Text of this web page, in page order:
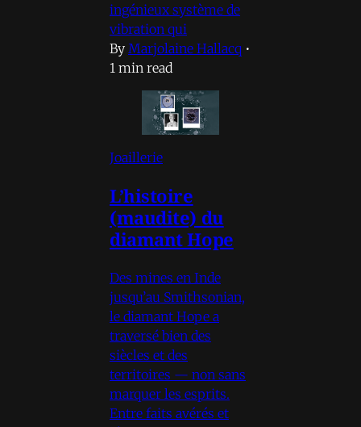
ingénieux système de
vibration qui
By Marjolaine Hallacq •
1 min read
Joaillerie
L’histoire
(maudite) du
diamant Hope
Des mines en Inde
jusqu’au Smithsonian,
le diamant Hope a
traversé bien des
siècles et des
territoires — non sans
marquer les esprits.
Entre faits avérés et